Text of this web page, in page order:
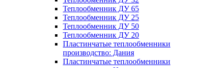
Теплообменник ДУ 65
Теплообменник ДУ 25
Теплообменник ДУ 50
Теплообменник ДУ 20
Пластинчатые теплообменники
производство: Дания
Пластинчатые теплообменники